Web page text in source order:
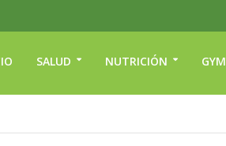
SALUD NUTRICIÓN GYM